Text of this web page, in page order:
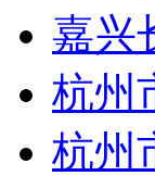
嘉兴
杭州
杭州